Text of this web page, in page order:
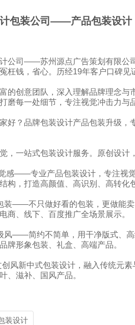
包装公司——产品包装设计
公司——苏州源点广告策划有限公
枉钱，省心。历经19年客户口碑见
的创意团队，深入理解品牌理念
磨每一处细节，专注视觉冲击力与
好？品牌包装设计产品包装升级，
，一站式包装设计服务。原创设计
感——专业产品包装设计，专注视
构，打造高颜值、高识别、高转化
装——不只做好看的包装，更做能
商、线下、百度推广全场景展示。
风——简约不简单，用干净版式、
牌形象包装、礼盒、高端产品。
创风新中式包装设计，融入传统元
、滋补、国风产品。
装设计